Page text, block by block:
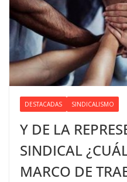
DESTACADAS SINDICALISMO
Y DE LA
SINDICAL
MARCO DE